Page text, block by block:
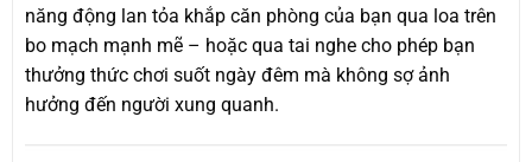
năng động lan tỏa khắp căn phòng của bạn qua loa trên
bo mạch mạnh mẽ – hoặc qua tai nghe cho phép bạn
thưởng thức chơi suốt ngày đêm mà không sợ ảnh
hưởng đến người xung quanh.